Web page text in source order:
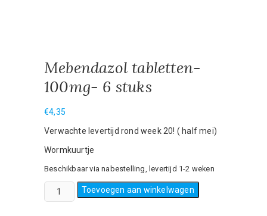
Mebendazol tabletten-
100mg- 6 stuks
€4,35
Verwachte levertijd rond week 20! ( half mei)
Wormkuurtje
Beschikbaar via nabestelling, levertijd 1-2 weken
Mebendazol
tabletten-
Toevoegen aan winkelwagen